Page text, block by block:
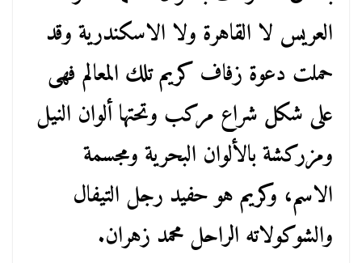
العريس لا القاهرة ولا الاسكندرية وقد
حملت دعوة زفاف كريم تلك المعالم فهى
على شكل شراع مركب وتحتها ألوان النيل
ومزركشة بالألوان البحرية ومجسمة
الاسم، وكريم هو حفيد رجل التيفال
والشوكولاته الراحل محمد زهران.